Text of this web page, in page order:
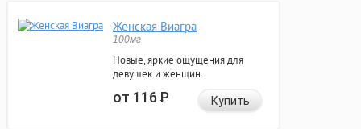
Женская Виагра
100мг
Новые, яркие ощущения для
девушек и женщин.
от 116Р Купить